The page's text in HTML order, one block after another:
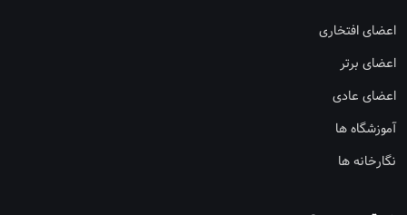
اعضای افتخاری
اعضای برتر
اعضای عادی
آموزشگاه ها
نگارخانه ها